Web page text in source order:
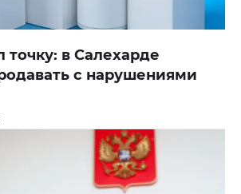
точку: в Салехарде
с нарушениями